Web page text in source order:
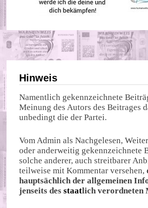
Hinweis
Namentlich gekennzeichnete
Meinung des Autors des Beitrages
unbedingt die der Partei.
Vom Admin als Nachgelesen,
oder anderweitig gekennzeichnete
solche anderer, auch streitbarer
teilweise mit Kommentar versehen,
hauptsächlich der allgemeinen
jenseits desstaatlich verordneten